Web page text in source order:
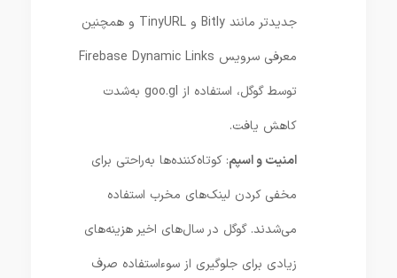
جدیدتر مانند Bitly و TinyURL و همچنین
معرفی سرویس Firebase Dynamic Links
توسط گوگل، استفاده از goo.gl به‌شدت
کاهش یافت.
امنیت و اسپم: کوتاه‌کننده‌ها به‌راحتی برای
مخفی کردن لینک‌های مخرب استفاده
می‌شدند. گوگل در سال‌های اخیر هزینه‌های
زیادی برای جلوگیری از سوءاستفاده صرف